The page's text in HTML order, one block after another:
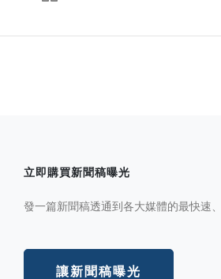
立即購買新聞稿曝光
發一篇新聞稿透通到各大媒體的最快速
讓新聞稿曝光